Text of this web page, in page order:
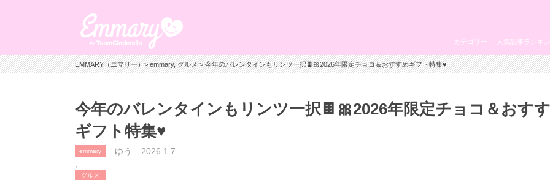
人気記事ランキ
カテゴリー
EMMARY（エマリー）>emmary,グルメ> 今年のバレンタインもリンツ一択🍫🎀2026年限定チョコ＆おすすめギフト特集♥
今年のバレンタインもリンツ一択🍫🎀2026年限定チョコ＆おす
ギフト特集♥
emmary
グルメ
ゆう 2026.1.7